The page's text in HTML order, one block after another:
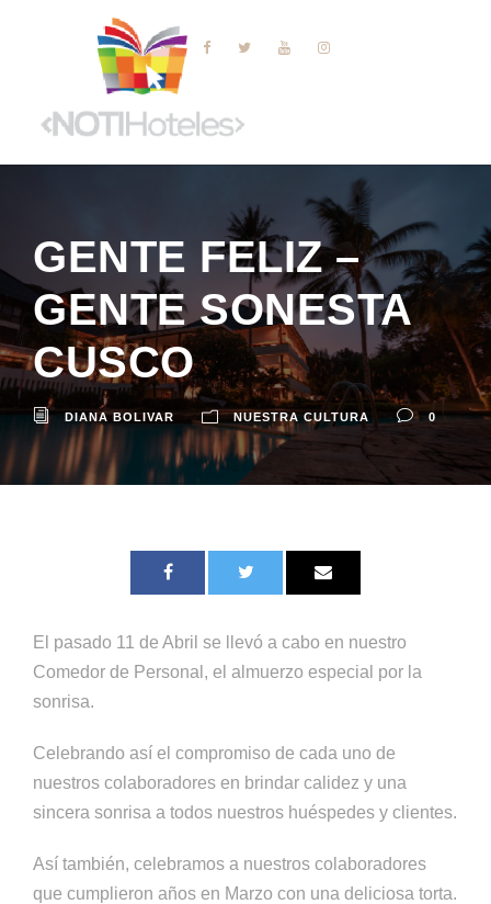
GENTE FELIZ –
GENTE SONESTA
CUSCO
DIANA BOLIVAR NUESTRA CULTURA 0
El pasado 11 de Abril se llevó a cabo en nuestro
Comedor de Personal, el almuerzo especial por la
sonrisa.
Celebrando así el compromiso de cada uno de
nuestros colaboradores en brindar calidez y una
sincera sonrisa a todos nuestros huéspedes y clientes.
Así también, celebramos a nuestros colaboradores
que cumplieron años en Marzo con una deliciosa torta.